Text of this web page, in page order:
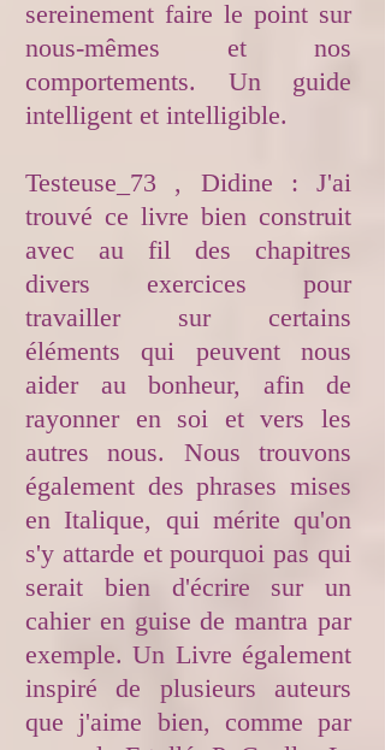
sereinement faire le point sur
nous-mêmes et nos
comportements. Un guide
intelligent et intelligible.
Testeuse_73 , Didine : J'ai
trouvé ce livre bien construit
avec au fil des chapitres
divers exercices pour
travailler sur certains
éléments qui peuvent nous
aider au bonheur, afin de
rayonner en soi et vers les
autres nous. Nous trouvons
également des phrases mises
en Italique, qui mérite qu'on
s'y attarde et pourquoi pas qui
serait bien d'écrire sur un
cahier en guise de mantra par
exemple. Un Livre également
inspiré de plusieurs auteurs
que j'aime bien, comme par